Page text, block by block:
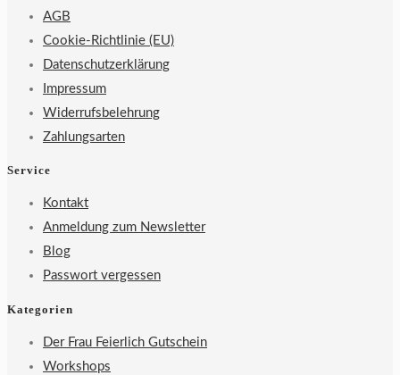
AGB
Cookie-Richtlinie (EU)
Datenschutzerklärung
Impressum
Widerrufsbelehrung
Zahlungsarten
Service
Kontakt
Anmeldung zum Newsletter
Blog
Passwort vergessen
Kategorien
Der Frau Feierlich Gutschein
Workshops